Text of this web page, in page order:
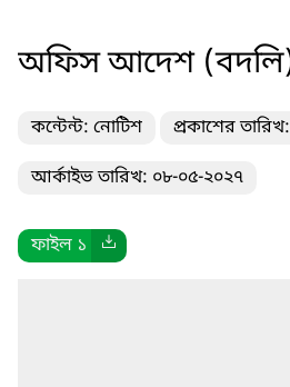
অফিস আদেশ
কন্টেন্ট: নোটিশ প্রকাশের
আর্কাইভ তারিখ: ০৮-০৫-২০২৭
ফাইল ১